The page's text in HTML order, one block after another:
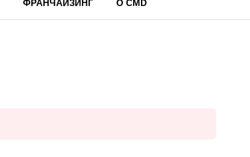
ФРАНЧАЙЗИНГ О CMD